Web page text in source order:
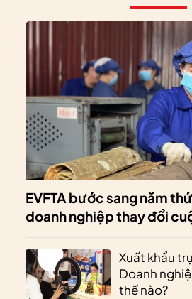
EVFTA bước sang năm
doanh nghiệp thay đổi
Xuất khẩu
Doanh
thế nào?